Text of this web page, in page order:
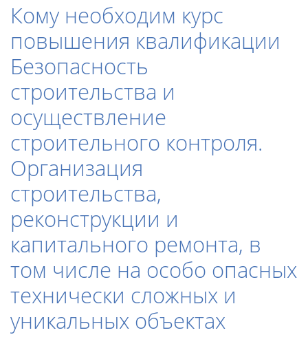
Кому необходим курс
повышения квалификации
Безопасность
строительства и
осуществление
строительного контроля.
Организация
строительства,
реконструкции и
капитального ремонта, в
том числе на особо опасных
технически сложных и
уникальных объектах